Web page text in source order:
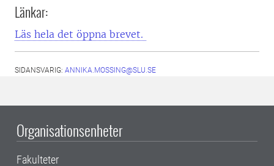
Länkar:
Läs hela det öppna brevet.
SIDANSVARIG: ANNIKA.MOSSING@SLU.SE
Organisationsenheter
Fakulteter